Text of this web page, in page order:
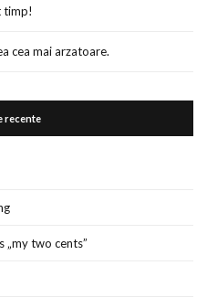
timp!
cea mai arzatoare.
recente
„my two cents”